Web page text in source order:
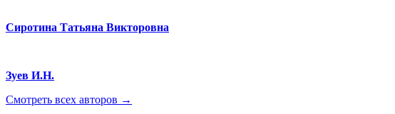
Сиротина Татьяна Викторовна
Зуев И.Н.
Смотреть всех авторов →